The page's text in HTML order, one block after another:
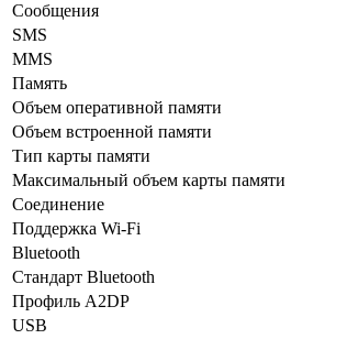
Сообщения
SMS
MMS
Память
Объем оперативной памяти
Объем встроенной памяти
Тип карты памяти
Максимальный объем карты памяти
Соединение
Поддержка Wi-Fi
Bluetooth
Стандарт Bluetooth
Профиль A2DP
USB